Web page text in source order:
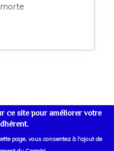
ce site pour améliorer votre
page, vous consentez à l'ajout de